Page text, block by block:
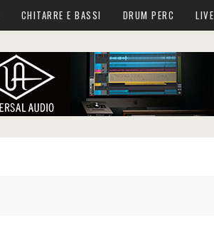
CHITARRE E BASSI DRUM PERC LIVE